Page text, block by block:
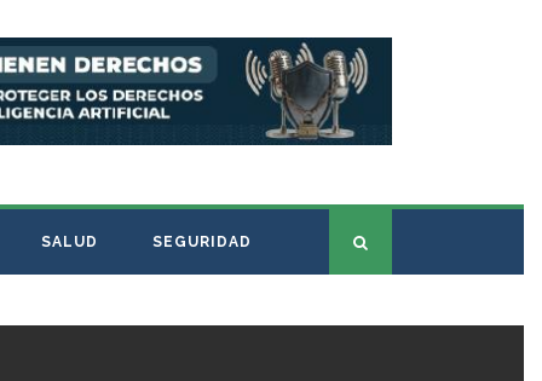
SALUD SEGURIDAD